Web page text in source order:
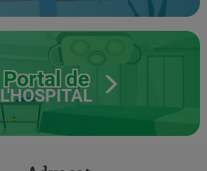
Portal de
L'HOSPITAL